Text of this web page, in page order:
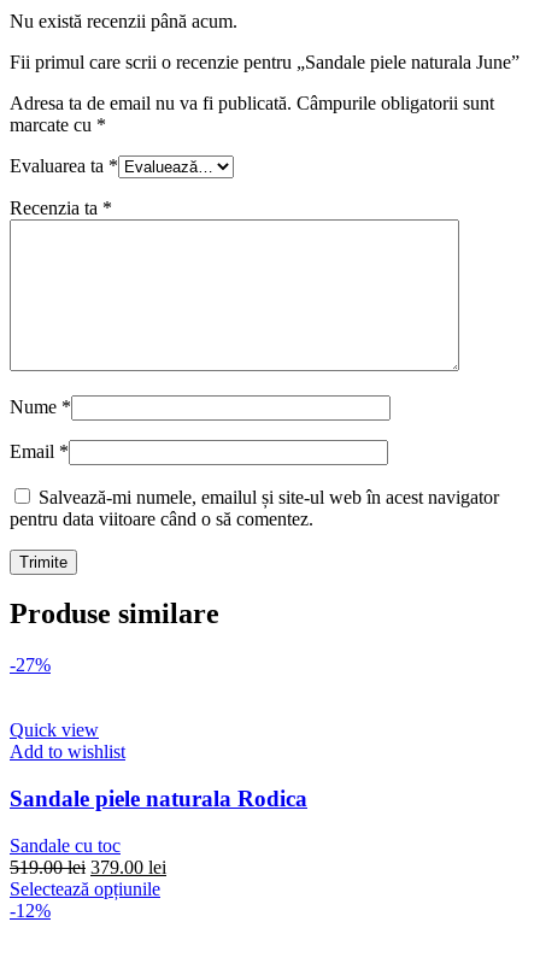
Nu există recenzii până acum.
Fii primul care scrii o recenzie pentru „Sandale piele naturala June”
Adresa ta de email nu va fi publicată. Câmpurile obligatorii sunt
marcate cu *
Evaluarea ta *
Recenzia ta *
Nume *
Email *
Salvează-mi numele, emailul și site-ul web în acest navigator
pentru data viitoare când o să comentez.
Produse similare
-27%
Quick view
Add to wishlist
Sandale piele naturala Rodica
Sandale cu toc
519.00lei Prețul
inițial
379.00 lei
Selectează opțiunileAcest
-12%